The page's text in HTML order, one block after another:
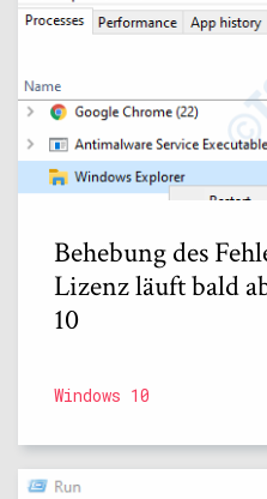
Behebung des
Lizenz läuft bald
10
Windows 10